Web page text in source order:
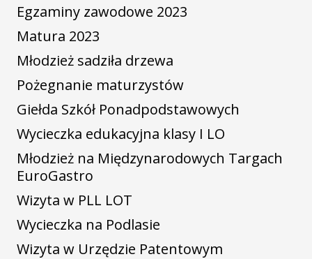
Egzaminy zawodowe 2023
Matura 2023
Młodzież sadziła drzewa
Pożegnanie maturzystów
Giełda Szkół Ponadpodstawowych
Wycieczka edukacyjna klasy I LO
Młodzież na Międzynarodowych Targach
EuroGastro
Wizyta w PLL LOT
Wycieczka na Podlasie
Wizyta w Urzędzie Patentowym